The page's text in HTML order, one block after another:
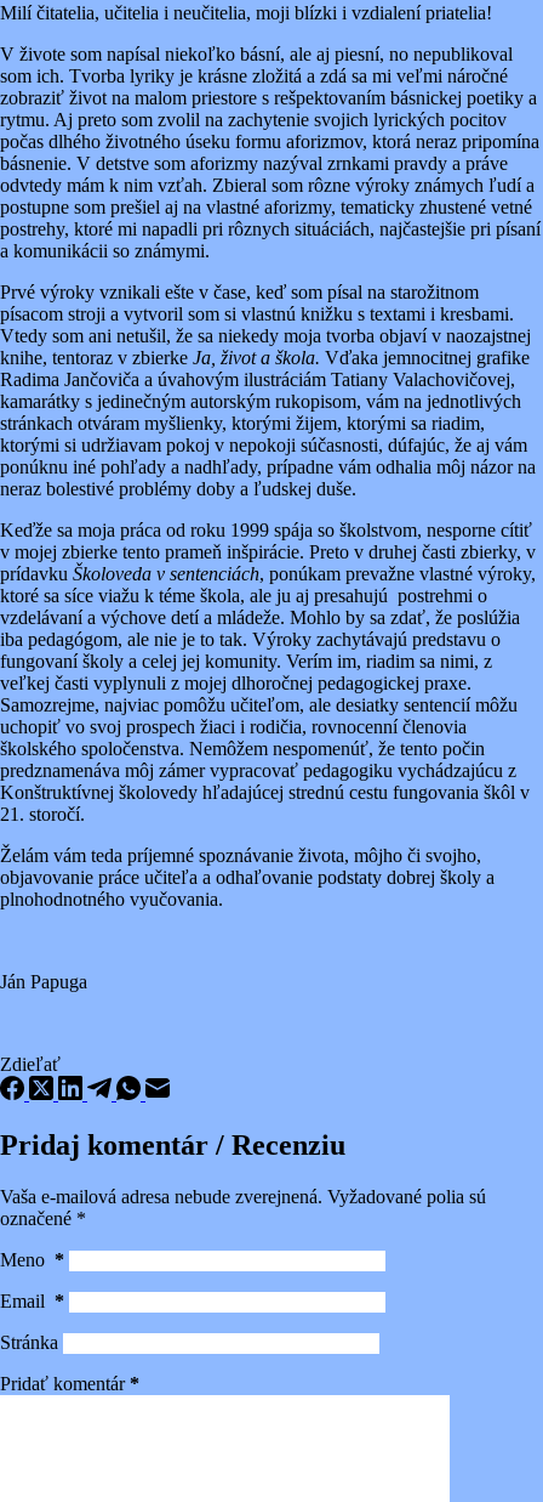
Milí čitatelia, učitelia i neučitelia, moji blízki i vzdialení priatelia!
V živote som napísal niekoľko básní, ale aj piesní, no nepublikoval
som ich. Tvorba lyriky je krásne zložitá a zdá sa mi veľmi náročné
zobraziť život na malom priestore s rešpektovaním básnickej poetiky a
rytmu. Aj preto som zvolil na zachytenie svojich lyrických pocitov
počas dlhého životného úseku formu aforizmov, ktorá neraz pripomína
básnenie. V detstve som aforizmy nazýval zrnkami pravdy a práve
odvtedy mám k nim vzťah. Zbieral som rôzne výroky známych ľudí a
postupne som prešiel aj na vlastné aforizmy, tematicky zhustené vetné
postrehy, ktoré mi napadli pri rôznych situáciách, najčastejšie pri písaní
a komunikácii so známymi.
Prvé výroky vznikali ešte v čase, keď som písal na starožitnom
písacom stroji a vytvoril som si vlastnú knižku s textami i kresbami.
Vtedy som ani netušil, že sa niekedy moja tvorba objaví v naozajstnej
knihe, tentoraz v zbierke Ja, život a škola. Vďaka jemnocitnej grafike
Radima Jančoviča a úvahovým ilustráciám Tatiany Valachovičovej,
kamarátky s jedinečným autorským rukopisom, vám na jednotlivých
stránkach otváram myšlienky, ktorými žijem, ktorými sa riadim,
ktorými si udržiavam pokoj v nepokoji súčasnosti, dúfajúc, že aj vám
ponúknu iné pohľady a nadhľady, prípadne vám odhalia môj názor na
neraz bolestivé problémy doby a ľudskej duše.
Keďže sa moja práca od roku 1999 spája so školstvom, nesporne cítiť
v mojej zbierke tento prameň inšpirácie. Preto v druhej časti zbierky, v
prídavku Školoveda v sentenciách, ponúkam prevažne vlastné výroky,
ktoré sa síce viažu k téme škola, ale ju aj presahujú postrehmi o
vzdelávaní a výchove detí a mládeže. Mohlo by sa zdať, že poslúžia
iba pedagógom, ale nie je to tak. Výroky zachytávajú predstavu o
fungovaní školy a celej jej komunity. Verím im, riadim sa nimi, z
veľkej časti vyplynuli z mojej dlhoročnej pedagogickej praxe.
Samozrejme, najviac pomôžu učiteľom, ale desiatky sentencií môžu
uchopiť vo svoj prospech žiaci i rodičia, rovnocenní členovia
školského spoločenstva. Nemôžem nespomenúť, že tento počin
predznamenáva môj zámer vypracovať pedagogiku vychádzajúcu z
Konštruktívnej školovedy hľadajúcej strednú cestu fungovania škôl v
21. storočí.
Želám vám teda príjemné spoznávanie života, môjho či svojho,
objavovanie práce učiteľa a odhaľovanie podstaty dobrej školy a
plnohodnotného vyučovania.
Ján Papuga
Zdieľať
Pridaj komentár / Recenziu
Vaša e-mailová adresa nebude zverejnená. Vyžadované polia sú
označené *
Meno *
Email *
Stránka
Pridať komentár*